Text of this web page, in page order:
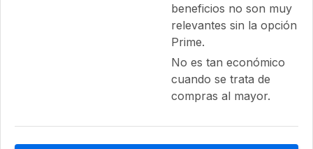
beneficios no son muy
relevantes sin la opción
Prime.
No es tan económico
cuando se trata de
compras al mayor.